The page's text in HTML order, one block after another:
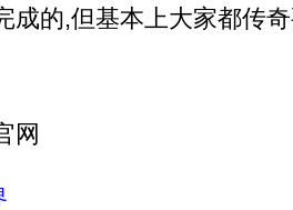
成的,但基本上大家都传
网